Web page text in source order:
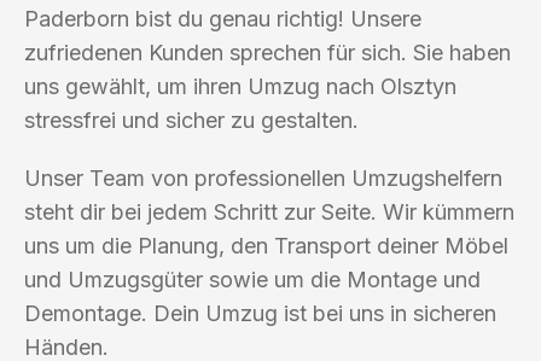
Paderborn bist du genau richtig! Unsere
zufriedenen Kunden sprechen für sich. Sie haben
uns gewählt, um ihren Umzug nach Olsztyn
stressfrei und sicher zu gestalten.
Unser Team von professionellen Umzugshelfern
steht dir bei jedem Schritt zur Seite. Wir kümmern
uns um die Planung, den Transport deiner Möbel
und Umzugsgüter sowie um die Montage und
Demontage. Dein Umzug ist bei uns in sicheren
Händen.